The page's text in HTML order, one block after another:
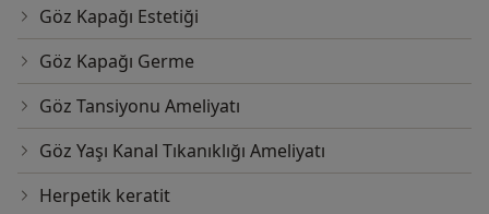
Göz Kapağı Estetiği
Göz Kapağı Germe
Göz Tansiyonu Ameliyatı
Göz Yaşı Kanal Tıkanıklığı Ameliyatı
Herpetik keratit